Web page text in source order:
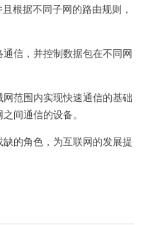
据不同子网的路由规则，
信，并控制数据包在不同网
范围内实现快速通信的基础
间通信的设备。
的角色，为互联网的发展提